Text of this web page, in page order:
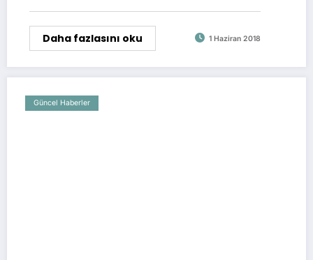
Daha fazlasını oku 1 Haziran 2018
Güncel Haberler